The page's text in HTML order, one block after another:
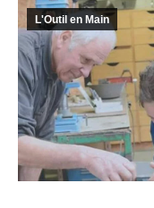
L'Outil en Main